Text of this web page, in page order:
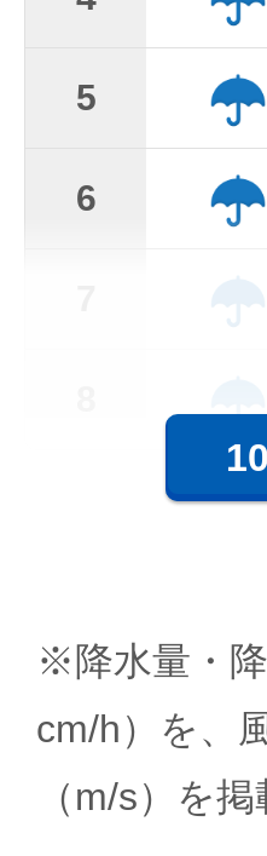
5
6
※降水量・
cm/h）を、
（m/s）を